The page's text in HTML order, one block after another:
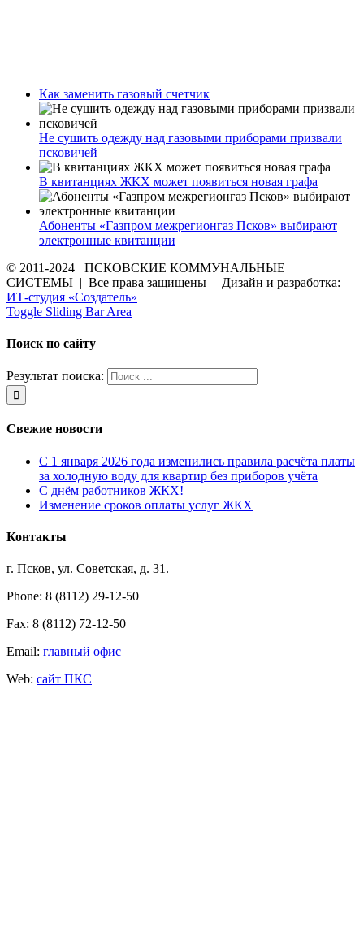
Как заменить газовый счетчик
Не сушить одежду над газовыми приборами призвали
псковичей
В квитанциях ЖКХ может появиться новая графа
Абоненты «Газпром межрегионгаз Псков» выбирают
электронные квитанции
© 2011-2024 ПСКОВСКИЕ КОММУНАЛЬНЫЕ
СИСТЕМЫ | Все права защищены | Дизайн и разработка:
ИТ-студия «Создатель»
Toggle Sliding Bar Area
Поиск по сайту
Результат поиска:
Свежие новости
С 1 января 2026 года изменились правила расчёта платы
за холодную воду для квартир без приборов учёта
С днём работников ЖКХ!
Изменение сроков оплаты услуг ЖКХ
Контакты
г. Псков, ул. Советская, д. 31.
Phone: 8 (8112) 29-12-50
Fax: 8 (8112) 72-12-50
Email: главный офис
Web: сайт ПКС